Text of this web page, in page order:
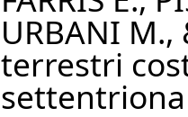
URBANI
terrestri